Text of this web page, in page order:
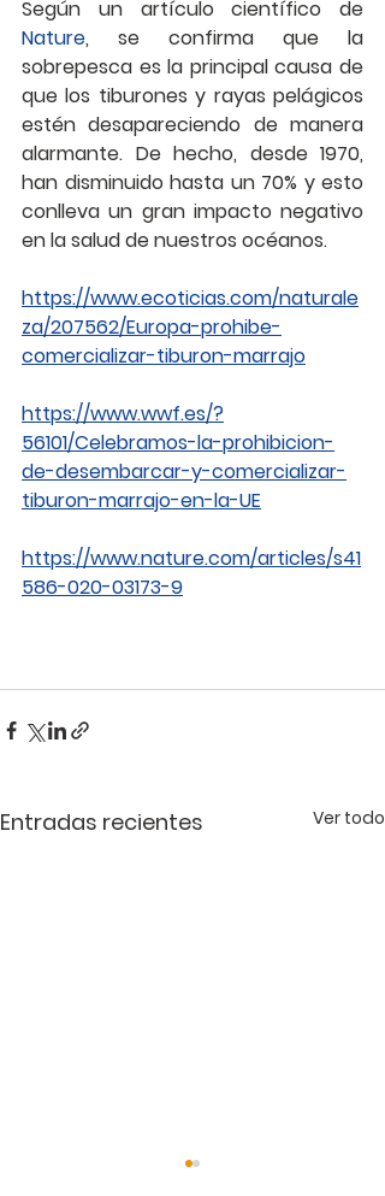
Nature, se confirma que la
sobrepesca es la principal causa de
que los tiburones y rayas pelágicos
estén desapareciendo de manera
alarmante. De hecho, desde 1970,
han disminuido hasta un 70% y esto
conlleva un gran impacto negativo
en la salud de nuestros océanos.
https://www.ecoticias.com/naturale
za/207562/Europa-prohibe-
comercializar-tiburon-marrajo
https://www.wwf.es/?
56101/Celebramos-la-prohibicion-
de-desembarcar-y-comercializar-
tiburon-marrajo-en-la-UE
https://www.nature.com/articles/s41
586-020-03173-9
Entradas recientes Ver todo